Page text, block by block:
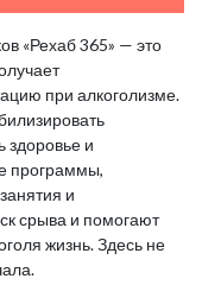
«Рехаб 365» — это
при алкоголизме.
здоровье и
программы,
и
срыва и помогают
жизнь. Здесь не